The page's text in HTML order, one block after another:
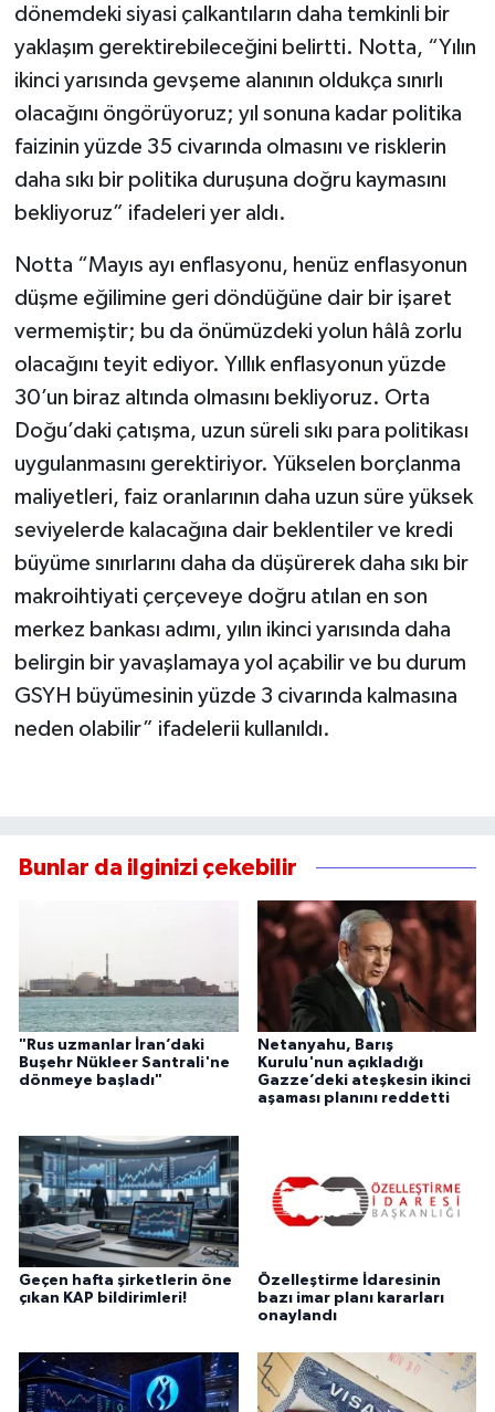
dönemdeki siyasi çalkantıların daha temkinli bir
yaklaşım gerektirebileceğini belirtti. Notta, “Yılın
ikinci yarısında gevşeme alanının oldukça sınırlı
olacağını öngörüyoruz; yıl sonuna kadar politika
faizinin yüzde 35 civarında olmasını ve risklerin
daha sıkı bir politika duruşuna doğru kaymasını
bekliyoruz” ifadeleri yer aldı.
Notta “Mayıs ayı enflasyonu, henüz enflasyonun
düşme eğilimine geri döndüğüne dair bir işaret
vermemiştir; bu da önümüzdeki yolun hâlâ zorlu
olacağını teyit ediyor. Yıllık enflasyonun yüzde
30’un biraz altında olmasını bekliyoruz. Orta
Doğu’daki çatışma, uzun süreli sıkı para politikası
uygulanmasını gerektiriyor. Yükselen borçlanma
maliyetleri, faiz oranlarının daha uzun süre yüksek
seviyelerde kalacağına dair beklentiler ve kredi
büyüme sınırlarını daha da düşürerek daha sıkı bir
makroihtiyati çerçeveye doğru atılan en son
merkez bankası adımı, yılın ikinci yarısında daha
belirgin bir yavaşlamaya yol açabilir ve bu durum
GSYH büyümesinin yüzde 3 civarında kalmasına
neden olabilir” ifadelerii kullanıldı.
Bunlar da ilginizi çekebilir
"Rus uzmanlar İran’daki
Buşehr Nükleer Santrali'ne
dönmeye başladı"
Netanyahu, Barış
Kurulu'nun açıkladığı
Gazze’deki ateşkesin ikinci
aşaması planını reddetti
Geçen hafta şirketlerin öne
çıkan KAP bildirimleri!
Özelleştirme İdaresinin
bazı imar planı kararları
onaylandı